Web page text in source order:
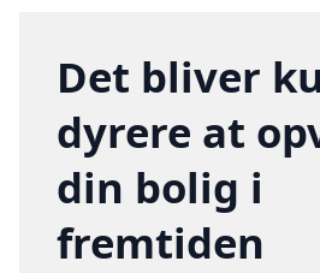
Det bliver
dyrere at
din bolig i
fremtiden